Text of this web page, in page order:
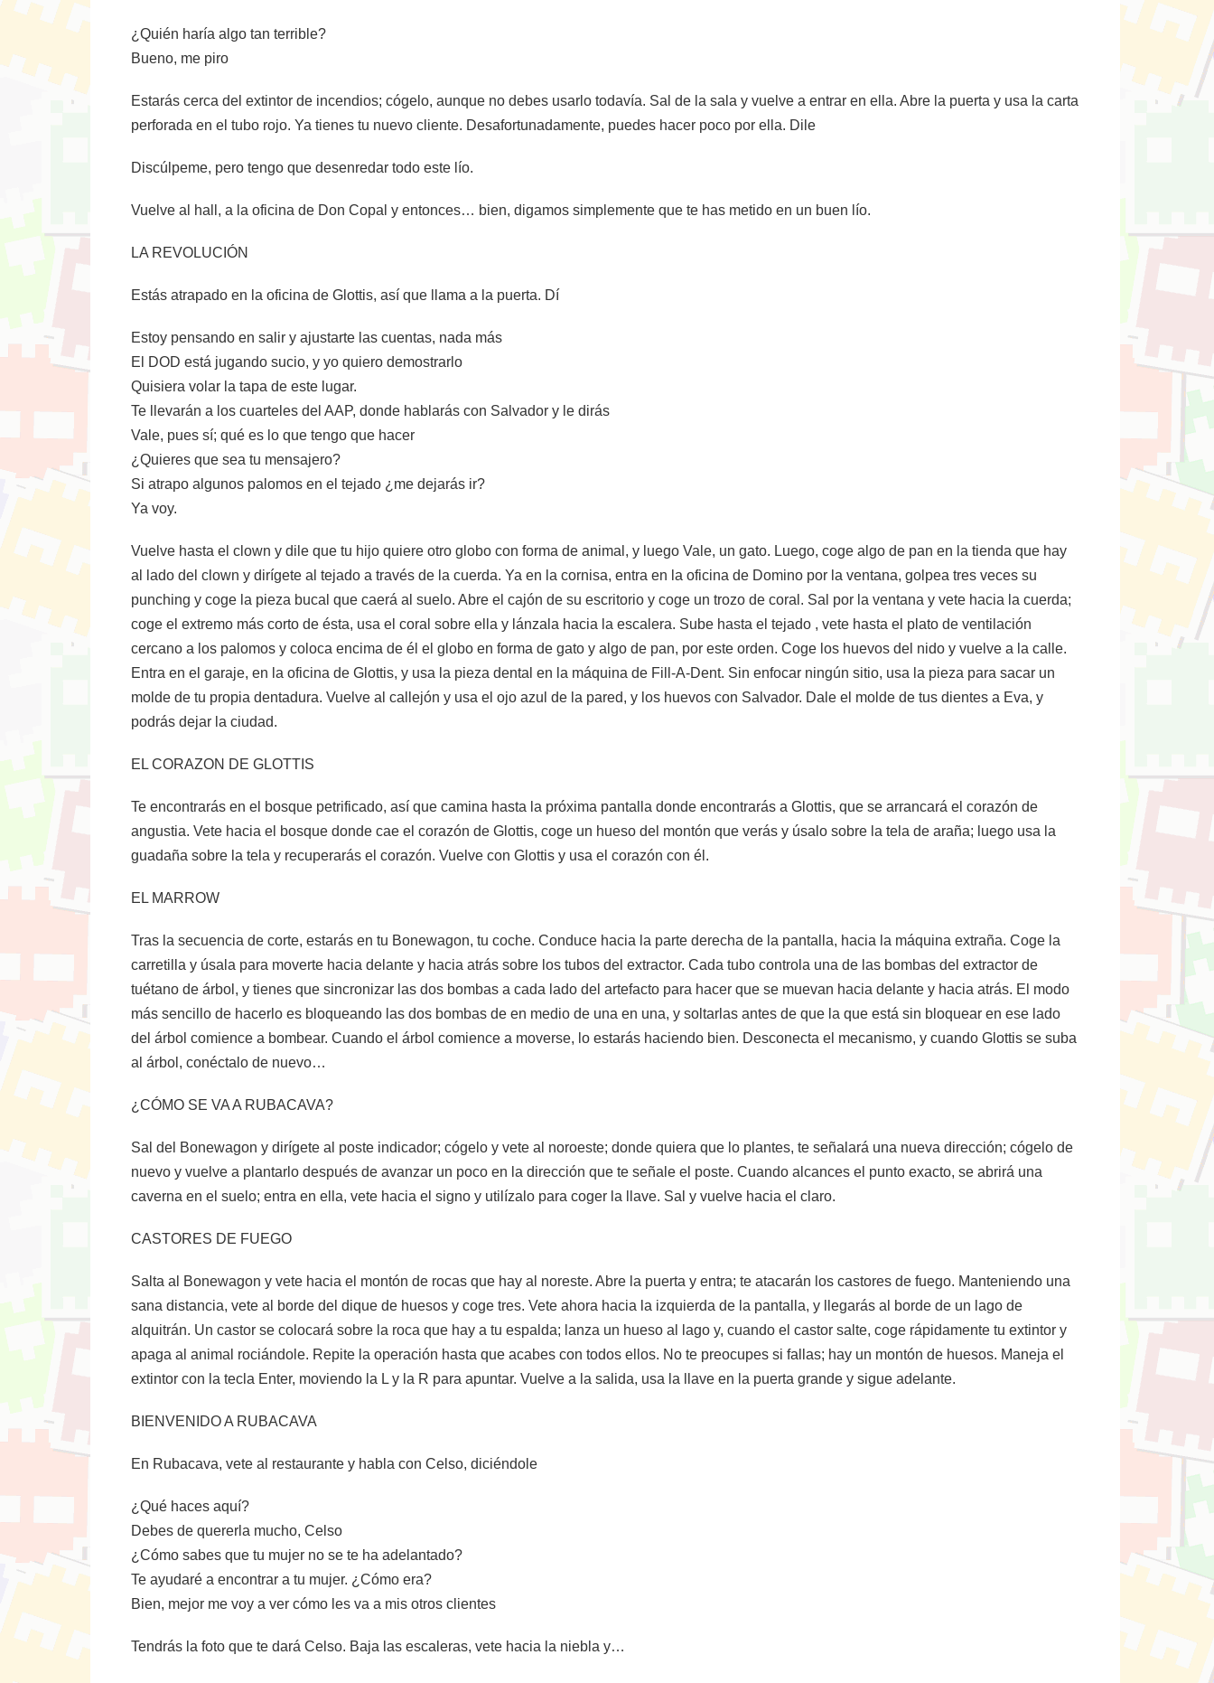
¿Quién haría algo tan terrible?
Bueno, me piro
Estarás cerca del extintor de incendios; cógelo, aunque no debes usarlo todavía. Sal de la sala y vuelve a entrar en ella. Abre la puerta y usa la carta
perforada en el tubo rojo. Ya tienes tu nuevo cliente. Desafortunadamente, puedes hacer poco por ella. Dile
Discúlpeme, pero tengo que desenredar todo este lío.
Vuelve al hall, a la oficina de Don Copal y entonces… bien, digamos simplemente que te has metido en un buen lío.
LA REVOLUCIÓN
Estás atrapado en la oficina de Glottis, así que llama a la puerta. Dí
Estoy pensando en salir y ajustarte las cuentas, nada más
El DOD está jugando sucio, y yo quiero demostrarlo
Quisiera volar la tapa de este lugar.
Te llevarán a los cuarteles del AAP, donde hablarás con Salvador y le dirás
Vale, pues sí; qué es lo que tengo que hacer
¿Quieres que sea tu mensajero?
Si atrapo algunos palomos en el tejado ¿me dejarás ir?
Ya voy.
Vuelve hasta el clown y dile que tu hijo quiere otro globo con forma de animal, y luego Vale, un gato. Luego, coge algo de pan en la tienda que hay
al lado del clown y dirígete al tejado a través de la cuerda. Ya en la cornisa, entra en la oficina de Domino por la ventana, golpea tres veces su
punching y coge la pieza bucal que caerá al suelo. Abre el cajón de su escritorio y coge un trozo de coral. Sal por la ventana y vete hacia la cuerda;
coge el extremo más corto de ésta, usa el coral sobre ella y lánzala hacia la escalera. Sube hasta el tejado , vete hasta el plato de ventilación
cercano a los palomos y coloca encima de él el globo en forma de gato y algo de pan, por este orden. Coge los huevos del nido y vuelve a la calle.
Entra en el garaje, en la oficina de Glottis, y usa la pieza dental en la máquina de Fill-A-Dent. Sin enfocar ningún sitio, usa la pieza para sacar un
molde de tu propia dentadura. Vuelve al callejón y usa el ojo azul de la pared, y los huevos con Salvador. Dale el molde de tus dientes a Eva, y
podrás dejar la ciudad.
EL CORAZON DE GLOTTIS
Te encontrarás en el bosque petrificado, así que camina hasta la próxima pantalla donde encontrarás a Glottis, que se arrancará el corazón de
angustia. Vete hacia el bosque donde cae el corazón de Glottis, coge un hueso del montón que verás y úsalo sobre la tela de araña; luego usa la
guadaña sobre la tela y recuperarás el corazón. Vuelve con Glottis y usa el corazón con él.
EL MARROW
Tras la secuencia de corte, estarás en tu Bonewagon, tu coche. Conduce hacia la parte derecha de la pantalla, hacia la máquina extraña. Coge la
carretilla y úsala para moverte hacia delante y hacia atrás sobre los tubos del extractor. Cada tubo controla una de las bombas del extractor de
tuétano de árbol, y tienes que sincronizar las dos bombas a cada lado del artefacto para hacer que se muevan hacia delante y hacia atrás. El modo
más sencillo de hacerlo es bloqueando las dos bombas de en medio de una en una, y soltarlas antes de que la que está sin bloquear en ese lado
del árbol comience a bombear. Cuando el árbol comience a moverse, lo estarás haciendo bien. Desconecta el mecanismo, y cuando Glottis se suba
al árbol, conéctalo de nuevo…
¿CÓMO SE VA A RUBACAVA?
Sal del Bonewagon y dirígete al poste indicador; cógelo y vete al noroeste; donde quiera que lo plantes, te señalará una nueva dirección; cógelo de
nuevo y vuelve a plantarlo después de avanzar un poco en la dirección que te señale el poste. Cuando alcances el punto exacto, se abrirá una
caverna en el suelo; entra en ella, vete hacia el signo y utilízalo para coger la llave. Sal y vuelve hacia el claro.
CASTORES DE FUEGO
Salta al Bonewagon y vete hacia el montón de rocas que hay al noreste. Abre la puerta y entra; te atacarán los castores de fuego. Manteniendo una
sana distancia, vete al borde del dique de huesos y coge tres. Vete ahora hacia la izquierda de la pantalla, y llegarás al borde de un lago de
alquitrán. Un castor se colocará sobre la roca que hay a tu espalda; lanza un hueso al lago y, cuando el castor salte, coge rápidamente tu extintor y
apaga al animal rociándole. Repite la operación hasta que acabes con todos ellos. No te preocupes si fallas; hay un montón de huesos. Maneja el
extintor con la tecla Enter, moviendo la L y la R para apuntar. Vuelve a la salida, usa la llave en la puerta grande y sigue adelante.
BIENVENIDO A RUBACAVA
En Rubacava, vete al restaurante y habla con Celso, diciéndole
¿Qué haces aquí?
Debes de quererla mucho, Celso
¿Cómo sabes que tu mujer no se te ha adelantado?
Te ayudaré a encontrar a tu mujer. ¿Cómo era?
Bien, mejor me voy a ver cómo les va a mis otros clientes
Tendrás la foto que te dará Celso. Baja las escaleras, vete hacia la niebla y…